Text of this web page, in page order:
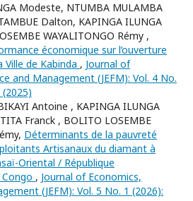
Modeste, NTUMBA MULAMBA
Dalton, KAPINGA ILUNGA
WAYALITONGO Rémy ,
économique sur l’ouverture
de Kabinda , Journal of
and Management (JEFM): Vol. 4 No.
Antoine , KAPINGA ILUNGA
Franck , BOLITO LOSEMBE
Déterminants de la pauvreté
Artisanaux du diamant à
Oriental / République
, Journal of Economics,
(JEFM): Vol. 5 No. 1 (2026):